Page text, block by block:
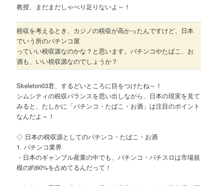
教授、まだまだしゃべり足りないよ～！
税収を考えるとき、カジノの税収が高かったんですけど、日本
でいう所のパチンコ屋
っていい税収源なのかな？と思います。パチンコやたばこ、お
酒も、いい税収源なのでしょうか？
Skeleton03君、するどいところに目をつけたね～！
シムシティの税収バランスを思い出しながら、日本の現実を見て
みると、たしかに「パチンコ・たばこ・お酒」は注目のポイント
なんだよ～！
◇ 日本の税収源としてのパチンコ・たばこ・お酒
1. パチンコ業界
・日本のギャンブル産業の中でも、パチンコ・パチスロは市場規
模の約60%を占めてるんだって！